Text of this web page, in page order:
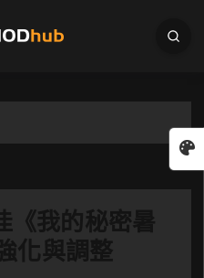
《我的秘密暑
化與調整